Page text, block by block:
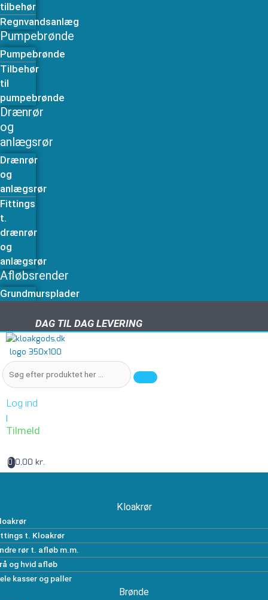
tilbehør
Regnvandsanlæg
Pumpebrønde
Pumpebrønde
Tilbehør
til
pumpebrønde
Drænrør
og
anlægsrør
Drænrør
og
anlægsrør
Fittings
t.
drænrør
og
anlægsrør
Afløbsrender
Grundmursplader
DAG TIL DAG LEVERING
DAG TIL DAG LEVERING
Log ind
|
Tilmeld
0 0,00 kr.
Kloakrør
t. Kloakrør
rør t. afløb m.m.
og hvid afløb
kasser og paller
Brønde